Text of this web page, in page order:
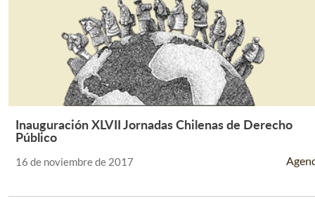
Leer Más +
Inauguración XLVII Jornadas Chilenas de Derecho
Público
16 de noviembre de 2017